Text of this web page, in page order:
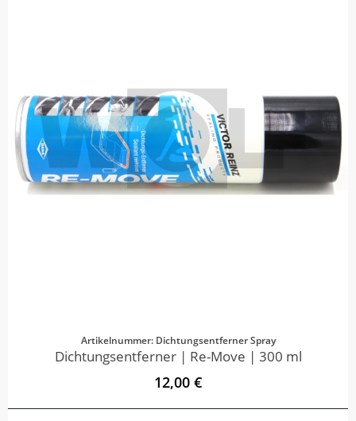
Artikelnummer: Dichtungsentferner Spray
Dichtungsentferner | Re-Move | 300 ml
12,00 €